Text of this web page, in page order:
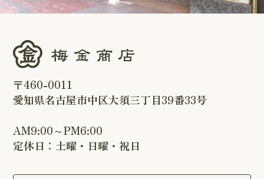
〒460-0011
愛知県名古屋市中区大須三丁目39番33号
AM9:00～PM6:00
定休日：土曜・日曜・祝日